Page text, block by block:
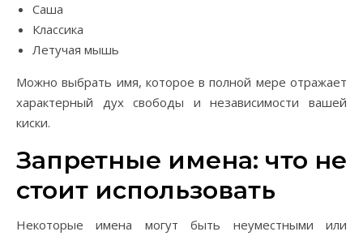
Саша
Классика
Летучая мышь
Можно выбрать имя, которое в полной мере отражает
характерный дух свободы и независимости вашей
киски.
Запретные имена: что не
стоит использовать
Некоторые имена могут быть неуместными или